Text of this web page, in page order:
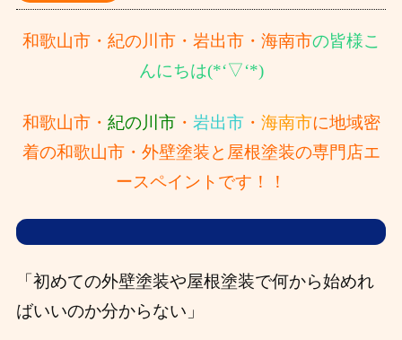
和歌山市・紀の川市・岩出市・海南市の皆様こ
んにちは(*‘▽‘*)
和歌山市・ 紀の川市・ 岩出市・ 海南市に地域密
着の和歌山市・外壁塗装と屋根塗装の専門店エ
ースペイントです！！
「初めての外壁塗装や屋根塗装で何から始めれ
ばいいのか分からない」